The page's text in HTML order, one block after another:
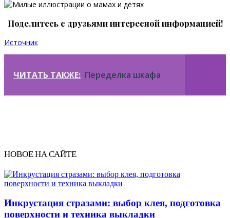
Поделитесь с друзьями интересной информацией!
Источник
ЧИТАТЬ ТАКЖЕ: Переделка шкафа
НОВОЕ НА САЙТЕ
Инкрустация стразами: выбор клея, подготовка
поверхности и техника выкладки